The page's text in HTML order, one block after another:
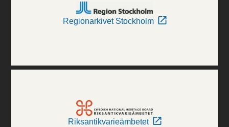
Regionarkivet Stockholm
Riksantikvarieämbetet